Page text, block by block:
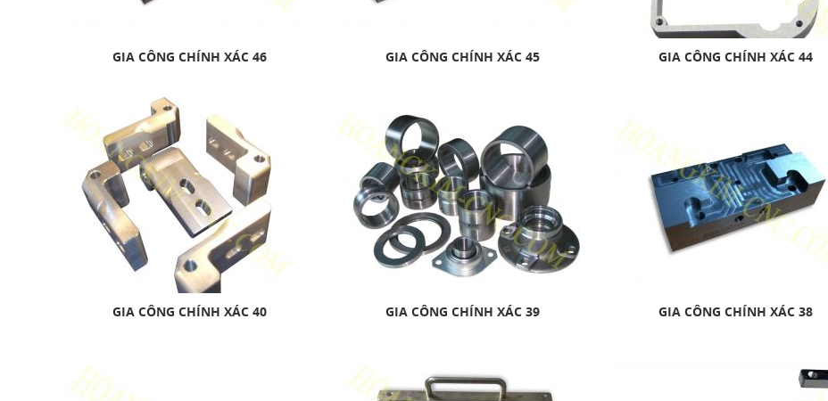
GIA CÔNG CHÍNH XÁC 46 GIA CÔNG CHÍNH XÁC 45 GIA CÔNG CHÍNH XÁC 44
GIA CÔNG CHÍNH XÁC 40 GIA CÔNG CHÍNH XÁC 39 GIA CÔNG CHÍNH XÁC 38